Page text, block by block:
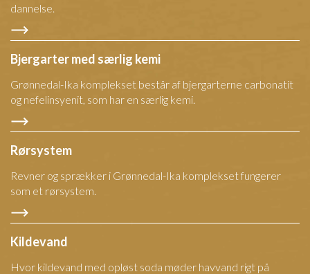
dannelse.
Bjergarter med særlig kemi
Grønnedal-Ika komplekset består af bjergarterne carbonatit
og nefelinsyenit, som har en særlig kemi.
Rørsystem
Revner og sprækker i Grønnedal-Ika komplekset fungerer
som et rørsystem.
Kildevand
Hvor kildevand med opløst soda møder havvand rigt på